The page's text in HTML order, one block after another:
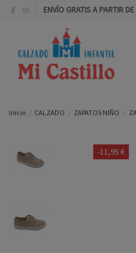
ENVÍO GRATIS A PARTIR
Inicio CALZADO ZAPATOS NIÑO
-11,95 €